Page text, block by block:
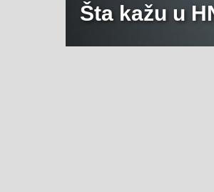
Šta kažu u